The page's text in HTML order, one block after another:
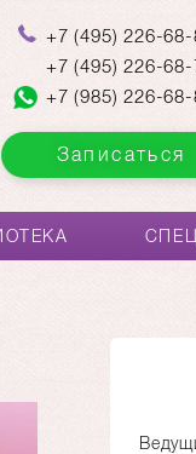
+7(495) 226-68-
+7(495) 226-68-
+7(985) 226-68-
Записаться